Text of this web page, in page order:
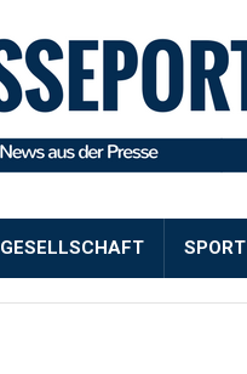
GESELLSCHAFT SPORT